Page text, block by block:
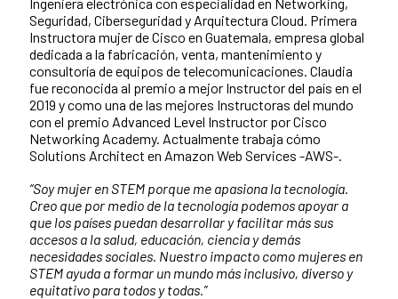
Seguridad, Ciberseguridad y Arquitectura Cloud. Primera
Instructora mujer de Cisco en Guatemala, empresa global
dedicada a la fabricación, venta, mantenimiento y
consultoría de equipos de telecomunicaciones. Claudia
fue reconocida al premio a mejor Instructor del país en el
2019 y como una de las mejores Instructoras del mundo
con el premio Advanced Level Instructor por Cisco
Networking Academy. Actualmente trabaja cómo
Solutions Architect en Amazon Web Services -AWS-.
“Soy mujer en STEM porque me apasiona la tecnología.
Creo que por medio de la tecnología podemos apoyar a
que los países puedan desarrollar y facilitar más sus
accesos a la salud, educación, ciencia y demás
necesidades sociales. Nuestro impacto como mujeres en
STEM ayuda a formar un mundo más inclusivo, diverso y
equitativo para todos y todas. ”